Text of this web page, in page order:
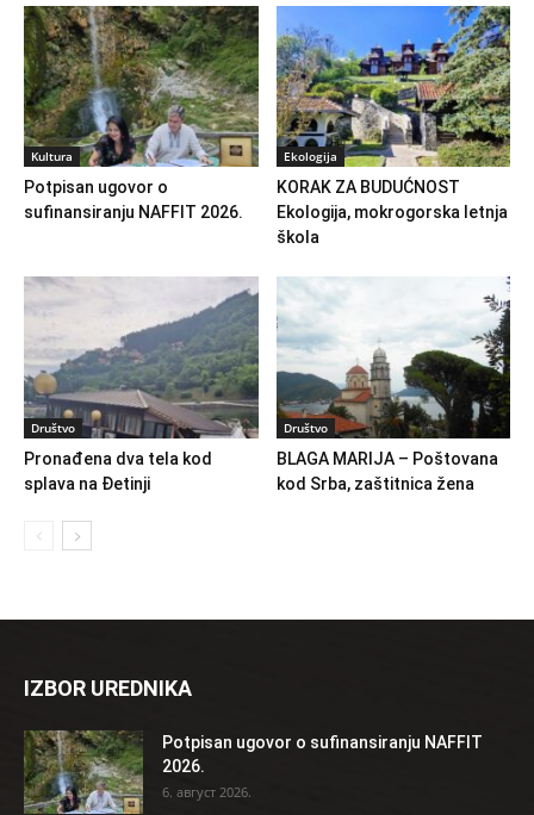
Kultura
Potpisan ugovor o
sufinansiranju NAFFIT 2026.
Ekologija
KORAK ZA BUDUĆNOST
Ekologija, mokrogorska letnja
škola
Društvo
Pronađena dva tela kod
splava na Đetinji
Društvo
BLAGA MARIJA – Poštovana
kod Srba, zaštitnica žena
IZBOR UREDNIKA
Potpisan ugovor o sufinansiranju NAFFIT
2026.
6. август 2026.